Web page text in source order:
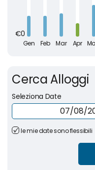
Cerca Alloggi
Seleziona Date
le mie date sono flessibili